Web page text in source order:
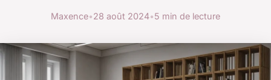
Maxence•28 août 2024•5 min de lecture